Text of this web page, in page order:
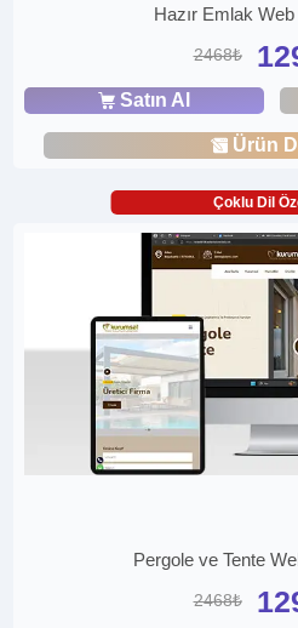
Hazır Emlak
2468₺
Satın Al
Ürün
Çoklu Dil
Pergole ve Tente
2468₺